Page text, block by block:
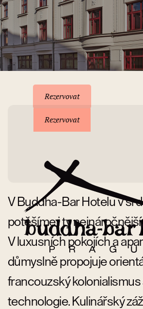
Rezervovat
Rezervovat
V Buddha-Bar Hotelu v
potěšíme i ty nejnáročnější
V luxusních pokojích a
důmyslně propojuje
francouzský
technologie. Kulinářský